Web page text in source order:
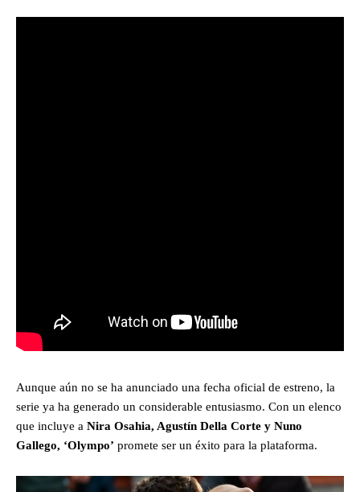
Aunque aún no se ha anunciado una fecha oficial de estreno, la
serie ya ha generado un considerable entusiasmo. Con un elenco
que incluye a Nira Osahia, Agustín Della Corte y Nuno
Gallego, ‘Olympo’ promete ser un éxito para la plataforma.